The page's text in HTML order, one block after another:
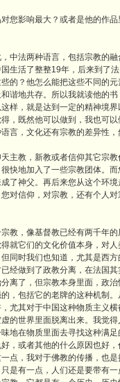
您影响最大？或者是他的作
中法两种语言，包括宗教的
生活了整整19年，后来到了
的？他怎么能把这些不同的
谐地共存。所以我就读他的
样，就是达到一定的精神境
，既然他可以做到，我也可
言，文化还有宗教的差异性
主教，新教或者信仰其它宗
快地加入了一些宗教团体。
了神父。再后来您从这个环
对信仰，对宗教，还有个人
教，像基督教已经有两千年
就它们的文化价值本身，对
同时我们也知道，尤其是西
经做到了政教分离，在法国
离了，但宗教本身里面，政
，包括它的老牌的这种机制
尤其对于中国这种物质主义
的世界里面脱离出来。我觉
地在物质里面去寻找这种满
，或者其他的什么原因也好
点，我对于佛教的传播，也
是有一点，人们还是要带有